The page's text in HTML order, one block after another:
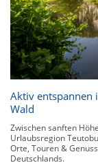
Aktiv entspannen
Wald
Zwischen sanften
Urlaubsregion
Orte, Touren &
Deutschlands.